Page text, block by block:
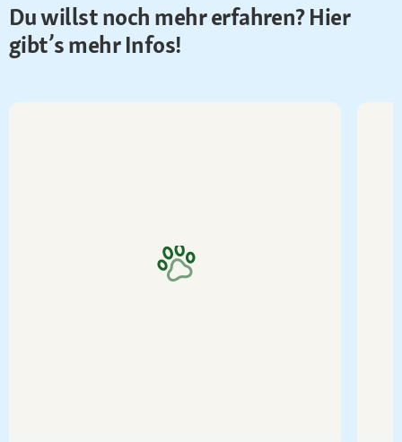
Du willst noch mehr erfahren? Hier
gibt’s mehr Infos!